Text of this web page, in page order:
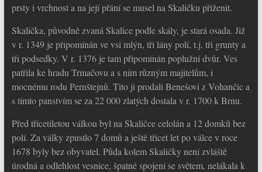
prsty i vrchnost a na její přání se musel na Skaličku přiženit.
Skalička, původně zvaná Skalice podle skály, je stará osada. Již
v r. 1349 je připomínán ve vsi mlýn, tři lány polí, t.j. tři grunty a
tři podsedky. V r. 1376 je tam připomínán poplužní dvůr. Ves
patřila ke hradu Trmačovu a s ním různým majitelům, i
mocnému rodu Pernštejnů. Tito ji prodali Benešovi z Vohančic a
s tímto panstvím se za 22 000 zlatých dostala v r. 1700 k Brnu.
Před třicetiletou válkou byl na Skaličce celolán a 12 domků bez
polí. Za války zpustlo 7 domů a ještě třicet let po válce v roce
1678 byly bez obyvatel. Půda kolem Skaličky není zvláště
úrodná a odlehlost vesnice, špatné spojení se světem, nelákala k